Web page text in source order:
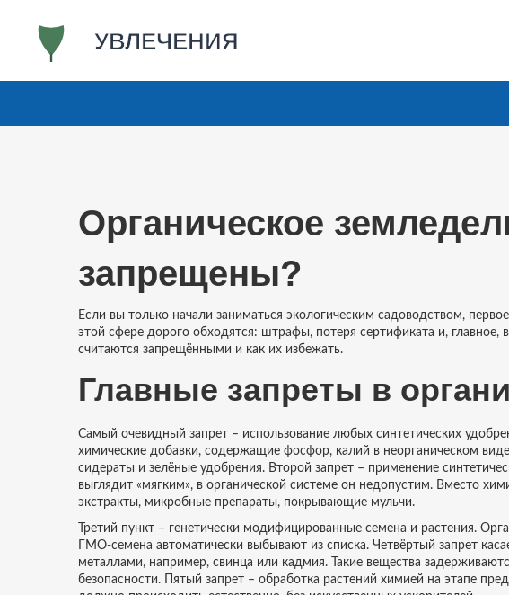
Органическое
запрещены?
Если вы только начали заниматься экологическим садоводством,
этой сфере дорого обходятся: штрафы, потеря сертификата и, главное,
считаются запрещёнными и как их избежать.
Главные запреты в
Самый очевидный запрет – использование любых синтетических
химические добавки, содержащие фосфор, калий в неорганическом
сидераты и зелёные удобрения. Второй запрет – применение
выглядит «мягким», в органической системе он недопустим. Вместо
экстракты, микробные препараты, покрывающие мульчи.
Третий пункт – генетически модифицированные семена и растения.
ГМО‑семена автоматически выбывают из списка. Четвёртый запрет
металлами, например, свинца или кадмия. Такие вещества
безопасности. Пятый запрет – обработка растений химией на этапе